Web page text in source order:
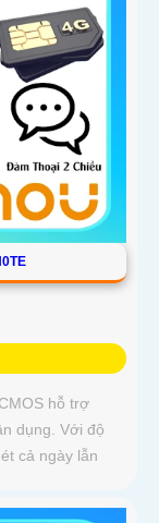
hỗ trợ
dụng. Với độ
cả ngày lẫn